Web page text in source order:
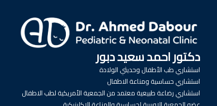
دكتور احمد سعيد دبور
استشاري طب الأطفال وحديثي الولادة
استشاري حساسية ومناعة الاطفال
استشاري رضاعة طبيعية معتمد من الجمعية الأمريكية لطب الاطفال